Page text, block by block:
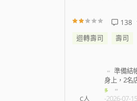
25
迴轉壽司
壽司
林孟薇
我訂八
七點半 才
-2026-08-07